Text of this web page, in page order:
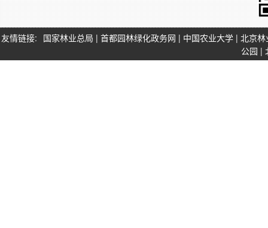
友情链接: 国家林业总局 | 首都园林绿化政务网 | 中国农业大学 | 北京
公园 |